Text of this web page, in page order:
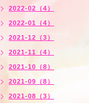
2022-02（4）
2022-01（4）
2021-12（3）
2021-11（4）
2021-10（8）
2021-09（8）
2021-08（3）